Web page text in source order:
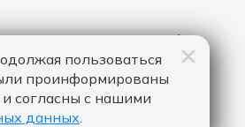
пользоваться
проинформированы
согласны с нашими
данных.